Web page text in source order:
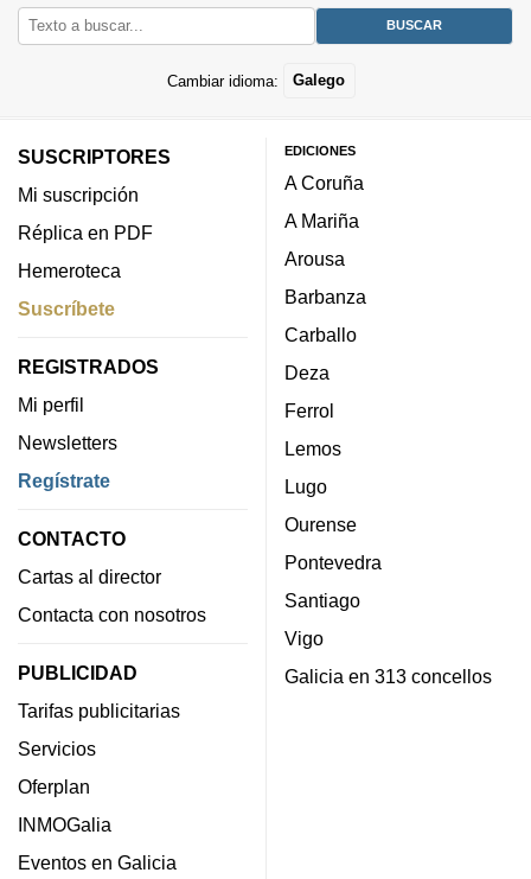
Cambiar idioma: Galego
SUSCRIPTORES
Mi suscripción
Réplica en PDF
Hemeroteca
Suscríbete
REGISTRADOS
Mi perfil
Newsletters
Regístrate
CONTACTO
Cartas al director
Contacta con nosotros
PUBLICIDAD
Tarifas publicitarias
Servicios
Oferplan
INMOGalia
Eventos en Galicia
EDICIONES
A Coruña
A Mariña
Arousa
Barbanza
Carballo
Deza
Ferrol
Lemos
Lugo
Ourense
Pontevedra
Santiago
Vigo
Galicia en 313 concellos